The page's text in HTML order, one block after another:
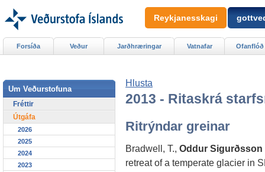
Hlusta
2013 - Ritaskrá
Ritrýndar greinar
Bradwell, T., Oddur Sigurðsson
retreat of a temperate glacier in
Forsíða Veður Jarðhræringar Vatnafar Ofanflóð
Um Veðurstofuna
Fréttir
Útgáfa
2026
2025
2024
2023
Reykjanesskagi